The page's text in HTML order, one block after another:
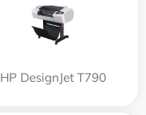
HP DesignJet T790